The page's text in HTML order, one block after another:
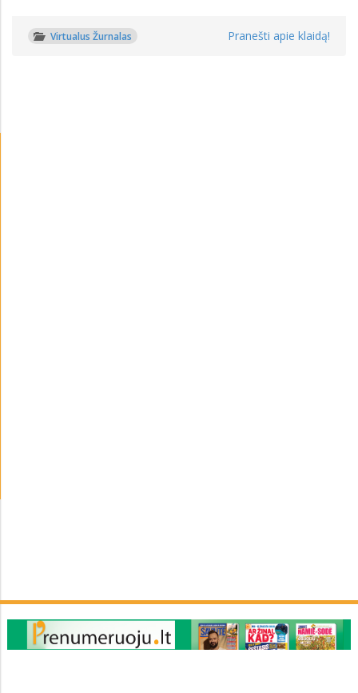
Virtualus Žurnalas Pranešti apie klaidą!